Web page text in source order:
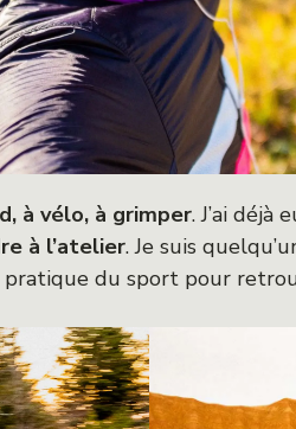
à vélo, à grimper. J’ai déjà
à l’atelier. Je suis
pratique du sport pour